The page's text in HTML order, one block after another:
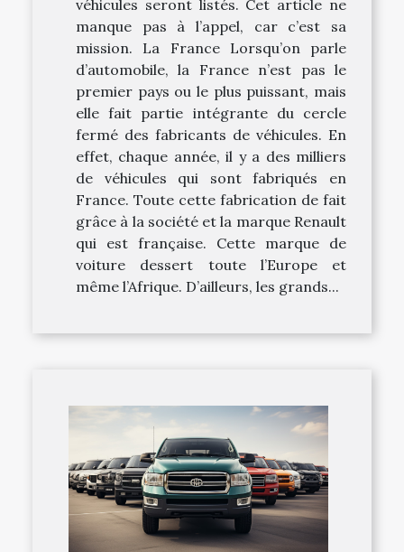
véhicules seront listés. Cet article ne
manque pas à l’appel, car c’est sa
mission. La France Lorsqu’on parle
d’automobile, la France n’est pas le
premier pays ou le plus puissant, mais
elle fait partie intégrante du cercle
fermé des fabricants de véhicules. En
effet, chaque année, il y a des milliers
de véhicules qui sont fabriqués en
France. Toute cette fabrication de fait
grâce à la société et la marque Renault
qui est française. Cette marque de
voiture dessert toute l’Europe et
même l’Afrique. D’ailleurs, les grands...